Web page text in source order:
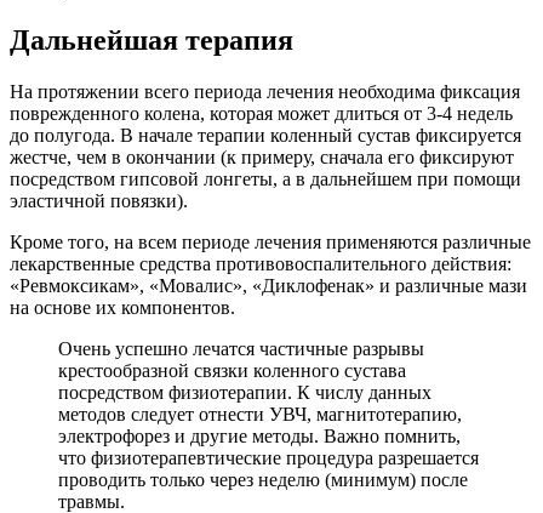
Дальнейшая терапия
На протяжении всего периода лечения необходима фиксация
поврежденного колена, которая может длиться от 3-4 недель
до полугода. В начале терапии коленный сустав фиксируется
жестче, чем в окончании (к примеру, сначала его фиксируют
посредством гипсовой лонгеты, а в дальнейшем при помощи
эластичной повязки).
Кроме того, на всем периоде лечения применяются различные
лекарственные средства противовоспалительного действия:
«Ревмоксикам», «Мовалис», «Диклофенак» и различные мази
на основе их компонентов.
Очень успешно лечатся частичные разрывы
крестообразной связки коленного сустава
посредством физиотерапии. К числу данных
методов следует отнести УВЧ, магнитотерапию,
электрофорез и другие методы. Важно помнить,
что физиотерапевтические процедура разрешается
проводить только через неделю (минимум) после
травмы.